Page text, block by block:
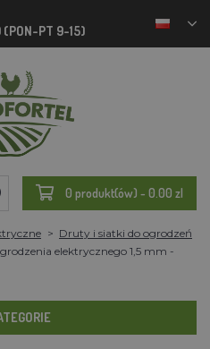
(PON-PT 9-15)
0 produkt(ów) - 0.00 zl
Druty i siatki do ogrodzeń
elektrycznego 1,5 mm -